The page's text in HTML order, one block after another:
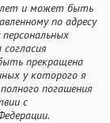
лет и может быть
по адресу
прекращена
у которого я
погашения
с